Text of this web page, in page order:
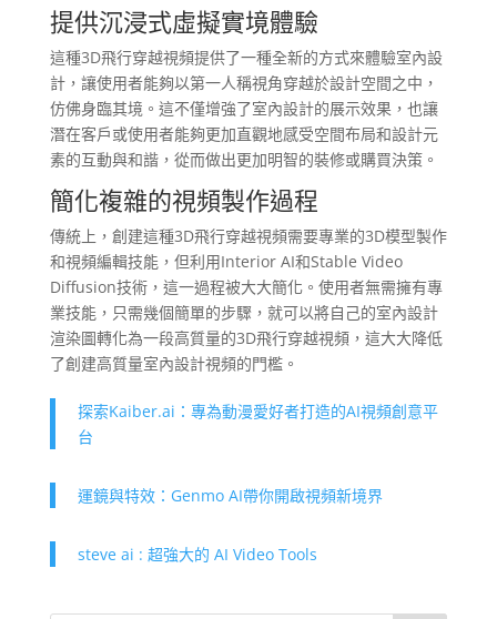
提供沉浸式虛擬實境體驗
這種3D飛行穿越視頻提供了一種全新的方式來體驗室內設
計，讓使用者能夠以第一人稱視角穿越於設計空間之中，
仿佛身臨其境。這不僅增強了室內設計的展示效果，也讓
潛在客戶或使用者能夠更加直觀地感受空間布局和設計元
素的互動與和諧，從而做出更加明智的裝修或購買決策。
簡化複雜的視頻製作過程
傳統上，創建這種3D飛行穿越視頻需要專業的3D模型製作
和視頻編輯技能，但利用Interior AI和Stable Video
Diffusion技術，這一過程被大大簡化。使用者無需擁有專
業技能，只需幾個簡單的步驟，就可以將自己的室內設計
渲染圖轉化為一段高質量的3D飛行穿越視頻，這大大降低
了創建高質量室內設計視頻的門檻。
探索Kaiber.ai：專為動漫愛好者打造的AI視頻創意平
台
運鏡與特效：Genmo AI帶你開啟視頻新境界
steve ai : 超強大的 AI Video Tools